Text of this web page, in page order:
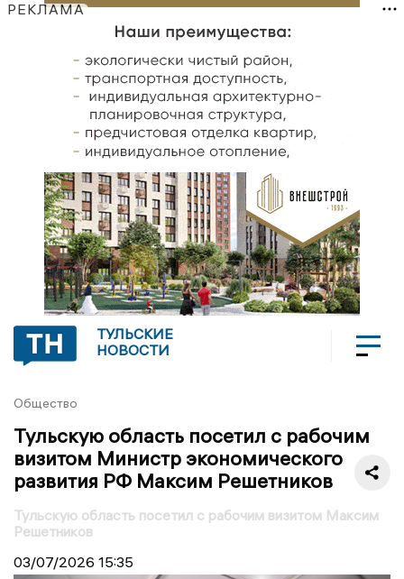
РЕКЛАМА
ТУЛЬСКИЕ
НОВОСТИ
Общество
Тульскую область посетил с рабочим
визитом Министр экономического
развития РФ Максим Решетников
Тульскую область посетил с рабочим визитом Максим
Решетников
03/07/2026 15:35